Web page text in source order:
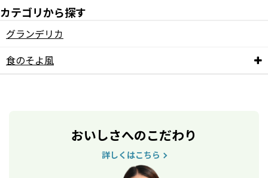
カテゴリから探す
グランデリカ
食のそよ風
おいしさへのこだわり
詳しくはこちら